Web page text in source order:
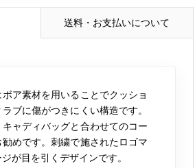
送料・お支払いについて
ア素材を用いることでクッショ
ブに傷がつきにくい構造です。
ャディバッグと合わせてのコー
めです。刺繍で施されたロゴマ
が目を引くデザインです。